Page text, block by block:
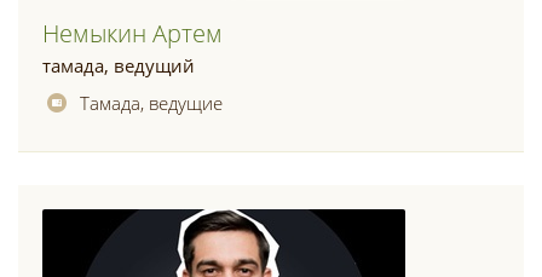
Немыкин Артем
тамада, ведущий
Тамада, ведущие